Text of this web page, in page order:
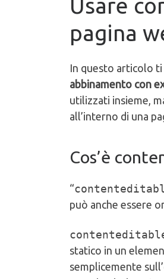
Usare
pagina
In questo articolo
abbinamento con
utilizzati insieme,
all’interno di una
Cos’è
“
può anche essere
statico in un
semplicemente